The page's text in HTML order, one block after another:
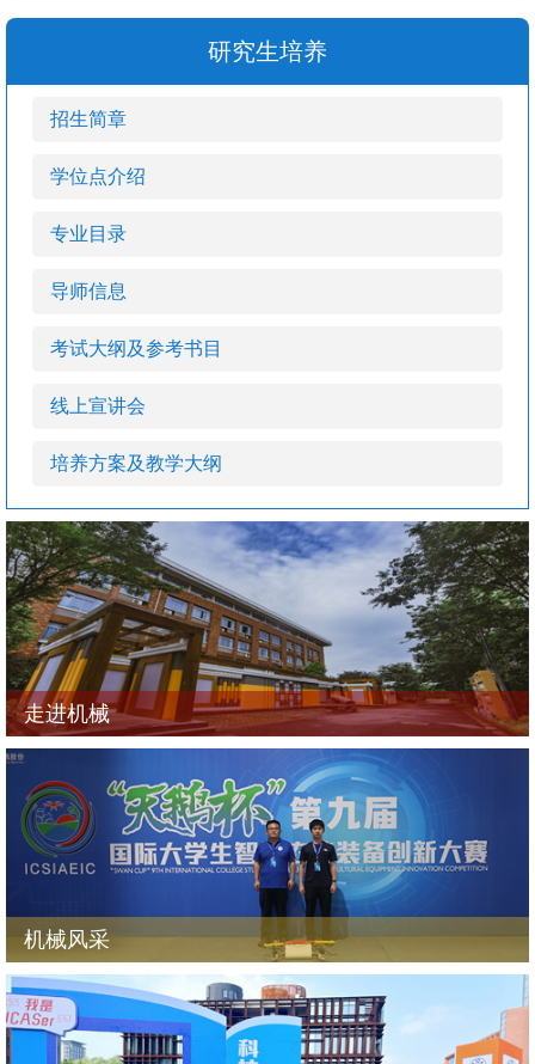
研究生培养
招生简章
学位点介绍
专业目录
导师信息
考试大纲及参考书目
线上宣讲会
培养方案及教学大纲
走进机械
机械风采